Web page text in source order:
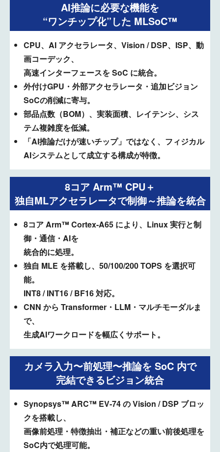
AI推論に必要な機能を
“ワンチップ化”した MLSoC™
CPU、AI アクセラレータ、Vision / DSP、ISP、動
画コーデック、
高速インターフェースを SoC に統合。
外付けGPU・外部アクセラレータ・追加ビジョン
SoCの削減に寄与。
部品点数（BOM）、実装面積、レイテンシ、シス
テム複雑度を低減。
「AI推論だけが速いチップ」ではなく、フィジカル
AIシステムとして成立する構成が特徴。
8コア Arm™ CPU＋
独自MLアクセラレータで制御～推論を統合
8コア Arm™ Cortex‑A65 により、Linux 実行と制
御・通信・AIを
統合的に処理。
独自 MLE を搭載し、50/100/200 TOPS を選択可
能。
INT8 / INT16 / BF16 対応。
CNN から Transformer・LLM・マルチモーダルま
で、
生成AIワークロードを幅広くサポート。
カメラ入力〜前処理〜推論を SoC 内で
完結できるビジョン統合
Synopsys™ ARC™ EV‑74 の Vision / DSP ブロッ
クを搭載し、
画像前処理・特徴抽出・補正などの重い前後処理を
SoC内で処理可能。